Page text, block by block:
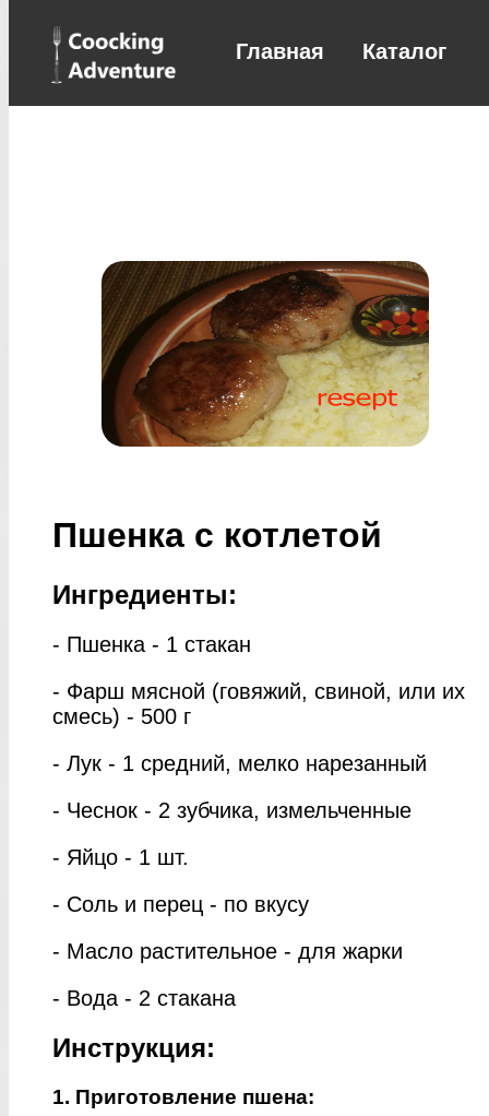
Главная Каталог
Пшенка с котлетой
Ингредиенты:
- Пшенка - 1 стакан
- Фарш мясной (говяжий, свиной, или их
смесь) - 500 г
- Лук - 1 средний, мелко нарезанный
- Чеснок - 2 зубчика, измельченные
- Яйцо - 1 шт.
- Соль и перец - по вкусу
- Масло растительное - для жарки
- Вода - 2 стакана
Инструкция:
1. Приготовление пшена: